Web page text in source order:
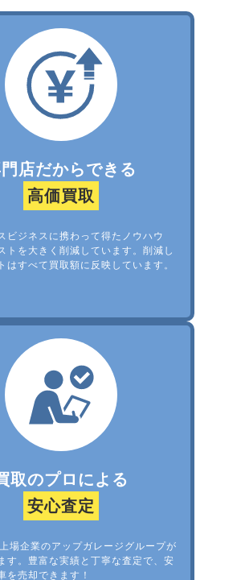
店だからできる
高価買取
ビジネスに携わって得たノウハウ
トを大きく削減しています。削減し
はすべて買取額に反映しています。
取のプロによる
安心査定
場企業のアップガレージグループが
す。豊富な実績と丁寧な査定で、安
を売却できます！